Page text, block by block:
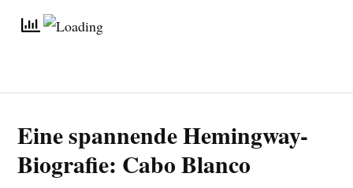
Eine spannende Hemingway-
Biografie: Cabo Blanco